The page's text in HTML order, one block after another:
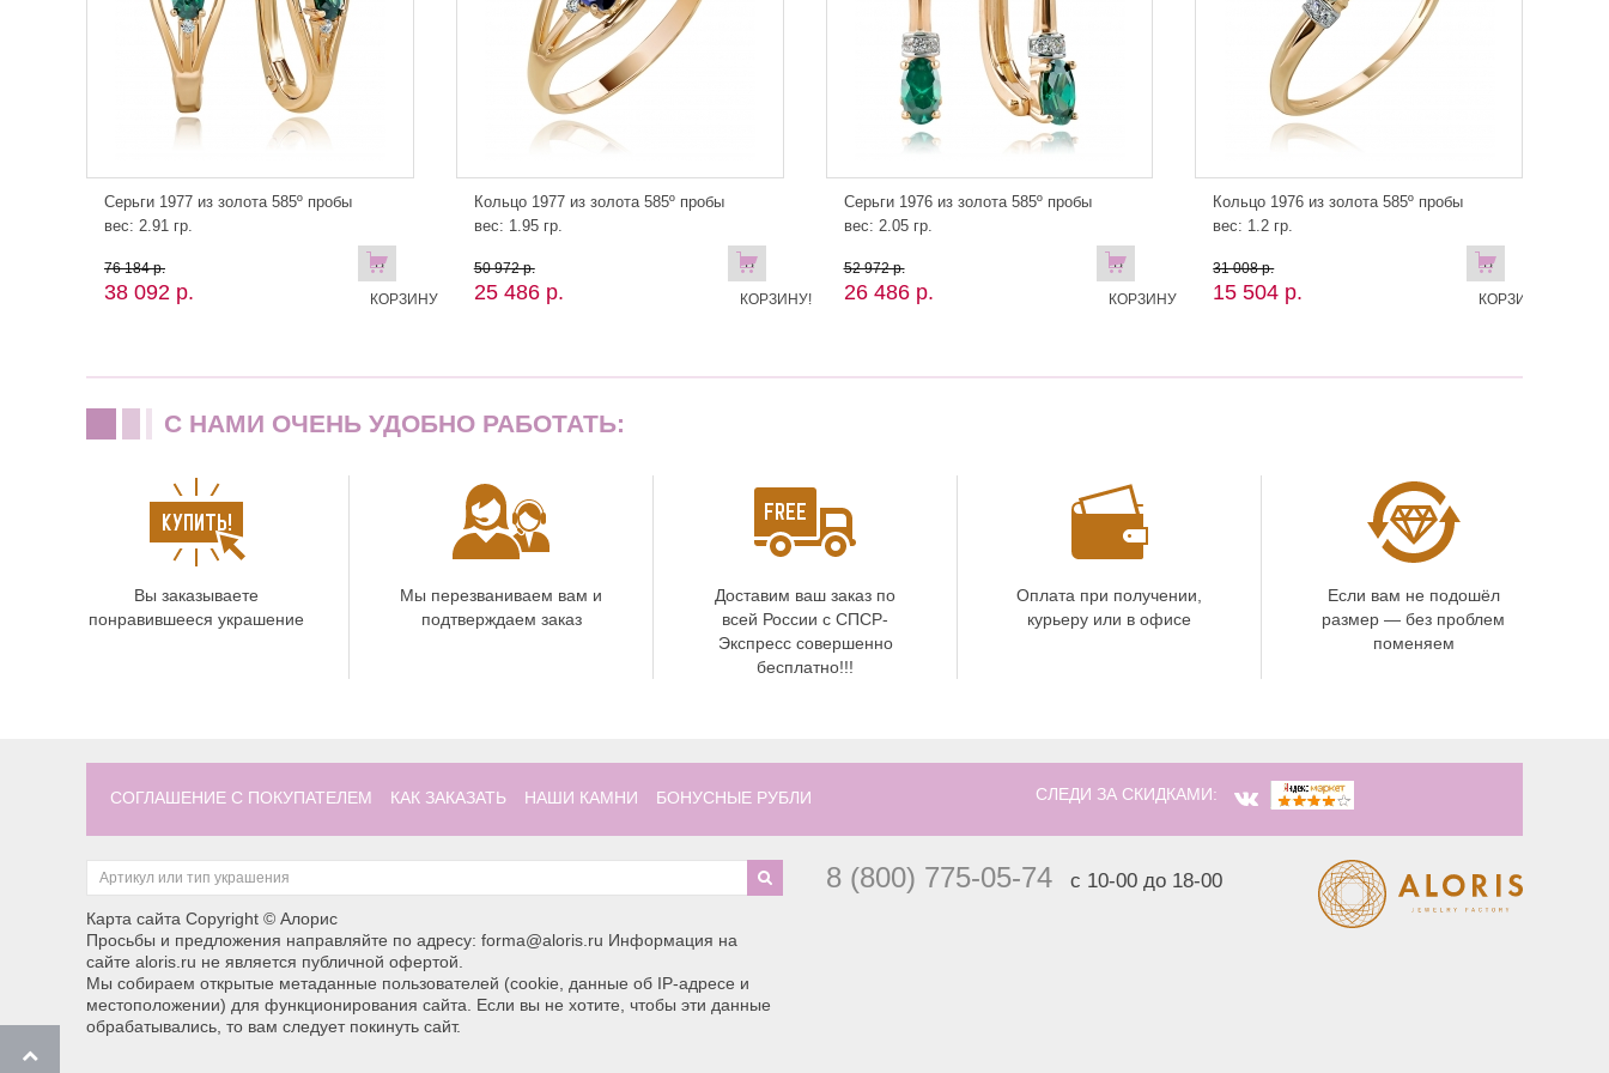
Серьги 1977 из золота 585º пробы
вес: 2.91 гр.
76 184 р.
38 092 р.
В
КОРЗИНУ
Кольцо 1977 из золота 585º пробы
вес: 1.95 гр.
50 972 р.
25 486 р.
В
КОРЗИНУ!
Серьги 1976 из золота 585º пробы
вес: 2.05 гр.
52 972 р.
26 486 р.
В
КОРЗИНУ
Кольцо 1976 из золота 585º пробы
вес: 1.2 гр.
31 008 р.
15 504 р.
В
КОРЗИНУ!
C НАМИ ОЧЕНЬ УДОБНО РАБОТАТЬ:
Вы заказываете
понравившееся украшение
Мы перезваниваем вам и
подтверждаем заказ
Доставим ваш заказ по
всей России с СПСР-
Экспресс совершенно
бесплатно!!!
Оплата при получении,
курьеру или в офисе
Если вам не подошёл
размер — без проблем
поменяем
СОГЛАШЕНИЕ С ПОКУПАТЕЛЕМ КАК ЗАКАЗАТЬ НАШИ КАМНИ БОНУСНЫЕ РУБЛИ СЛЕДИ ЗА СКИДКАМИ:
Карта сайта Copyright © Алорис
Просьбы и предложения направляйте по адресу: forma@aloris.ru Информация на
сайте aloris.ru не является публичной офертой.
Мы собираем открытые метаданные пользователей (cookie, данные об IP-адресе и
местоположении) для функционирования сайта. Если вы не хотите, чтобы эти данные
обрабатывались, то вам следует покинуть сайт.
8 (800) 775-05-74 с 10-00 до 18-00